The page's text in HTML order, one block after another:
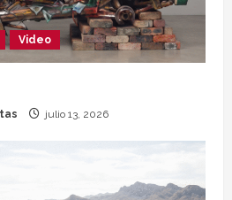
Video
julio 13, 2026